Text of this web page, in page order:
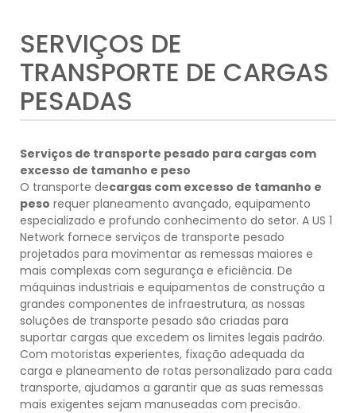
SERVIÇOS DE
TRANSPORTE DE CARGAS
PESADAS
Serviços de transporte pesado para cargas com
excesso de tamanho e peso
O transporte decargas com excesso de tamanho e
peso requer planeamento avançado, equipamento
especializado e profundo conhecimento do setor. A US 1
Network fornece serviços de transporte pesado
projetados para movimentar as remessas maiores e
mais complexas com segurança e eficiência. De
máquinas industriais e equipamentos de construção a
grandes componentes de infraestrutura, as nossas
soluções de transporte pesado são criadas para
suportar cargas que excedem os limites legais padrão.
Com motoristas experientes, fixação adequada da
carga e planeamento de rotas personalizado para cada
transporte, ajudamos a garantir que as suas remessas
mais exigentes sejam manuseadas com precisão.